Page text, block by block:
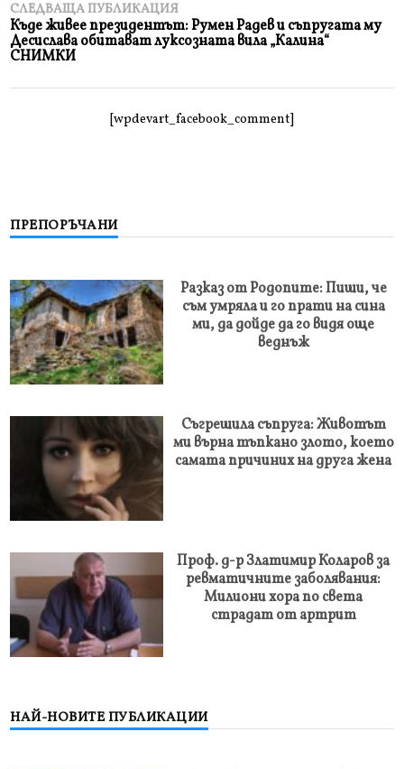
СЛЕДВАЩА ПУБЛИКАЦИЯ
Къде живее президентът: Румен Радев и съпругата му
Десислава обитават луксозната вила „Калина“
СНИМКИ
[wpdevart_facebook_comment]
ПРЕПОРЪЧАНИ
Разказ от Родопите: Пиши, че
съм умряла и го прати на сина
ми, да дойде да го видя още
веднъж
Съгрешила съпруга: Животът
ми върна тъпкано злото, което
самата причиних на друга жена
Проф. д-р Златимир Коларов за
ревматичните заболявания:
Милиони хора по света
страдат от артрит
НАЙ-НОВИТЕ ПУБЛИКАЦИИ